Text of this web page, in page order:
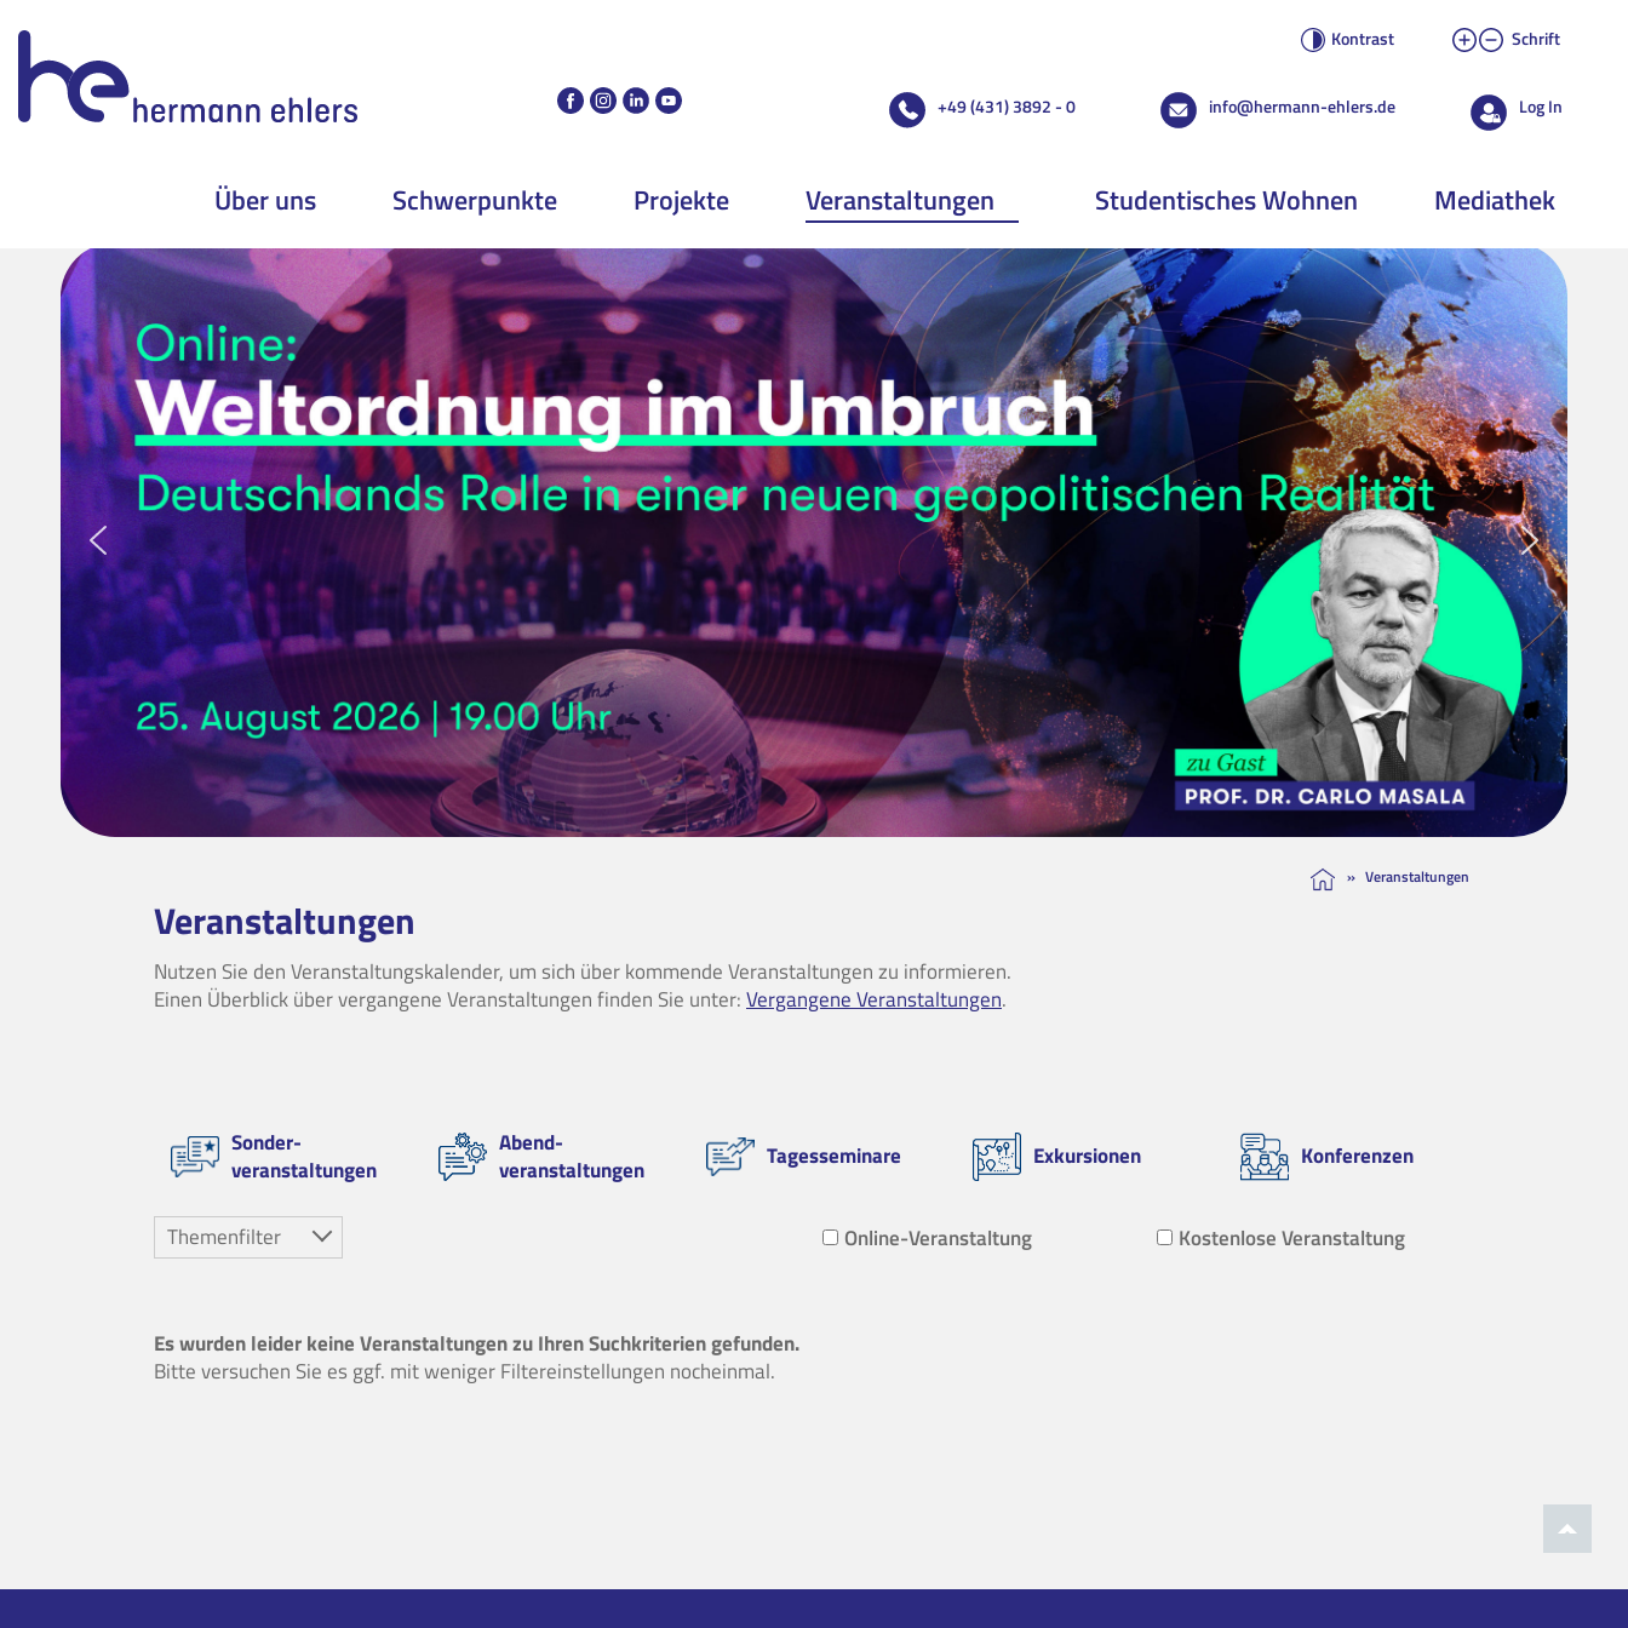
content
Kontrast Schrift
+49 (431) 3892 - 0 info@hermann-ehlers.de Log In
Über uns Schwerpunkte Projekte Veranstaltungen Studentisches Wohnen Mediathek
» Veranstaltungen
Veranstaltungen
Nutzen Sie den Veranstaltungskalender, um sich über kommende Veranstaltungen zu informieren.
Einen Überblick über vergangene Veranstaltungen finden Sie unter:Vergangene Veranstaltungen.
Sonder-
veranstaltungen
Abend-
veranstaltungen
Tagesseminare Exkursionen Konferenzen
Themenfilter Online-Veranstaltung Kostenlose Veranstaltung
Es wurden leider keine Veranstaltungen zu Ihren Suchkriterien gefunden.
Bitte versuchen Sie es ggf. mit weniger Filtereinstellungen nocheinmal.